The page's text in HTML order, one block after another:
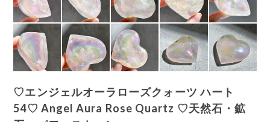
♡エンジェルオーラローズクォーツ ハート
54♡ Angel Aura Rose Quartz ♡天然石・鉱